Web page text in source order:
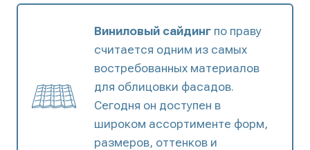
Виниловый сайдинг по праву
считается одним из самых
востребованных материалов
для облицовки фасадов.
Сегодня он доступен в
широком ассортименте форм,
размеров, оттенков и